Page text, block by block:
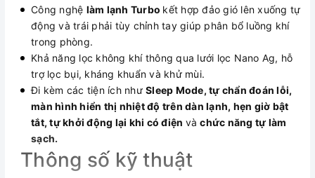
Công nghệ làm lạnh Turbo kết hợp đảo gió lên xuống tự
động và trái phải tùy chỉnh tay giúp phân bổ luồng khí
trong phòng.
Khả năng lọc không khí thông qua lưới lọc Nano Ag, hỗ
trợ lọc bụi, kháng khuẩn và khử mùi.
Đi kèm các tiện ích như Sleep Mode, tự chẩn đoán lỗi,
màn hình hiển thị nhiệt độ trên dàn lạnh, hẹn giờ bật
tắt, tự khởi động lại khi có điện và chức năng tự làm
sạch.
Thông số kỹ thuật